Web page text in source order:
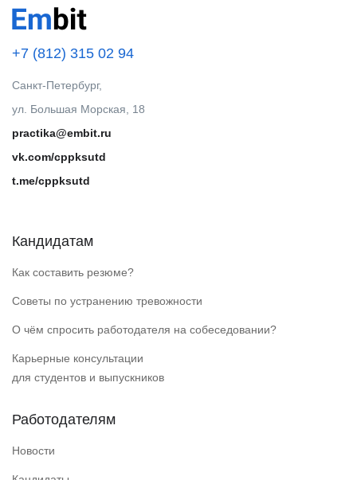
+7 (812) 315 02 94
Санкт-Петербург,
ул. Большая Морская, 18
practika@embit.ru
vk.com/cppksutd
t.me/cppksutd
Кандидатам
Как составить резюме?
Советы по устранению тревожности
О чём спросить работодателя на собеседовании?
Карьерные консультации
для студентов и выпускников
Работодателям
Новости